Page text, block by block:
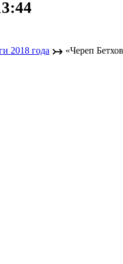
2018 года ↣ «Череп